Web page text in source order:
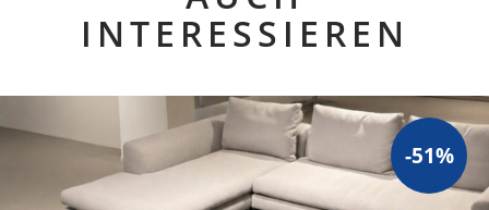
INTERESSIEREN
-51%